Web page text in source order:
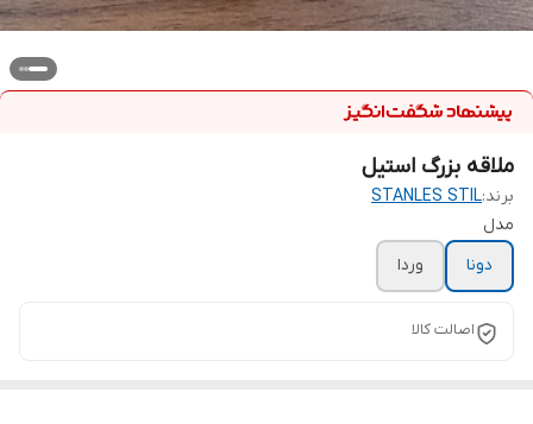
ملاقه بزرگ استیل
برند:STANLES STIL
مدل
دونا
وردا
اصالت کالا